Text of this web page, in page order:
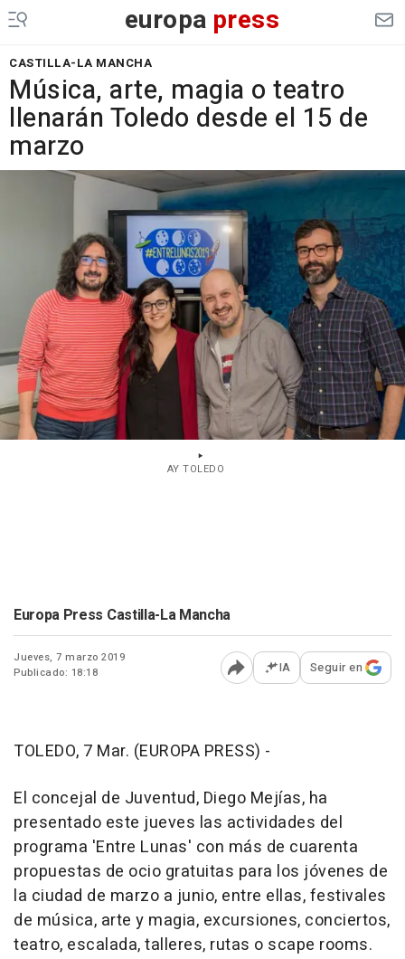
europa press
CASTILLA-LA MANCHA
Música, arte, magia o teatro
llenarán Toledo desde el 15 de
marzo
AY TOLEDO
Europa Press Castilla-La Mancha
Jueves, 7 marzo 2019
Publicado: 18:18
Abrir opciones para
IA Seguir en
TOLEDO, 7 Mar. (EUROPA PRESS) -
El concejal de Juventud, Diego Mejías, ha
presentado este jueves las actividades del
programa 'Entre Lunas' con más de cuarenta
propuestas de ocio gratuitas para los jóvenes de
la ciudad de marzo a junio, entre ellas, festivales
de música, arte y magia, excursiones, conciertos,
teatro, escalada, talleres, rutas o scape rooms.